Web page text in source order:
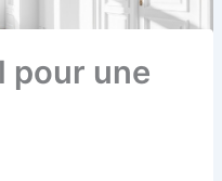
pour une